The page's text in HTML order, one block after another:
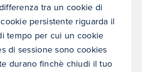
tra un cookie di
persistente riguarda il
tempo per cui un cookie
di sessione sono cookies
durano finchè chiudi il tuo